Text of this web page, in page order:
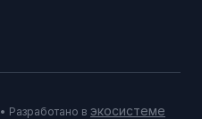
• Разработано в экосистеме